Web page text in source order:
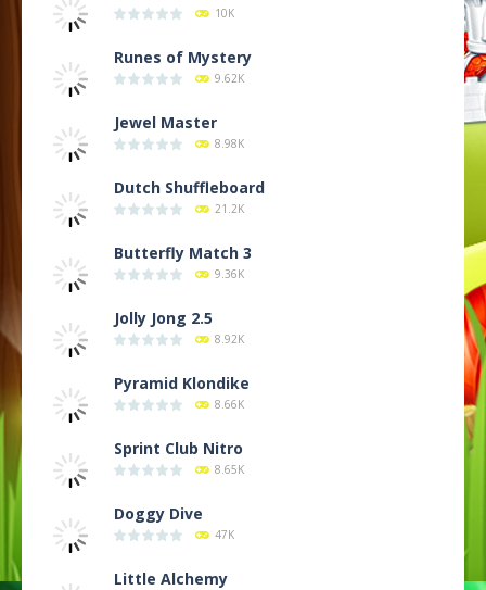
10K
Runes of Mystery
9.62K
Jewel Master
8.98K
Dutch Shuffleboard
21.2K
Butterfly Match 3
9.36K
Jolly Jong 2.5
8.92K
Pyramid Klondike
8.66K
Sprint Club Nitro
8.65K
Doggy Dive
47K
Little Alchemy